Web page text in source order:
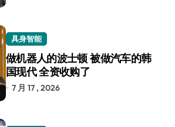
具身智能
做机器人的波士顿 被做汽车的韩
国现代 全资收购了
7 月 17 , 2026